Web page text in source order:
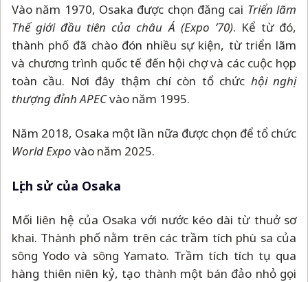
Vào năm 1970, Osaka được chọn đăng cai Triển lãm
Thế giới đầu tiên của châu Á (Expo ’70). Kể từ đó,
thành phố đã chào đón nhiều sự kiện, từ triển lãm
và chương trình quốc tế đến hội chợ và các cuộc họp
toàn cầu. Nơi đây thậm chí còn tổ chức hội nghị
thượng đỉnh APECvào năm 1995.
Năm 2018, Osaka một lần nữa được chọn để tổ chức
World Expo vào năm 2025.
Lịch sử của Osaka
Mối liên hệ của Osaka với nước kéo dài từ thuở sơ
khai. Thành phố nằm trên các trầm tích phù sa của
sông Yodo và sông Yamato. Trầm tích tích tụ qua
hàng thiên niên kỷ, tạo thành một bán đảo nhỏ gọi